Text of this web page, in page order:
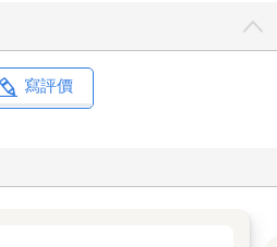
寫評價